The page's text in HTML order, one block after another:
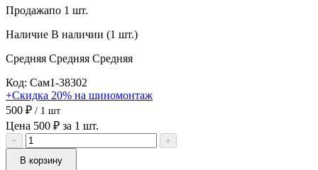
Продажапо 1 шт.
Наличие В наличии (1 шт.)
Средняя Средняя Средняя
Код: Сам1-38302
+Скидка 20% на шиномонтаж
500 ₽ / 1 шт
Цена 500 ₽ за 1 шт.
−
+
В корзину